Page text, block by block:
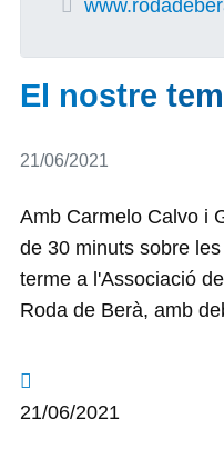
El nostre
Detalls
21/06/2021
Amb Carmelo Calvo i
de 30 minuts sobre
terme a l'Associació
Roda de Berà, amb
21/06/2021